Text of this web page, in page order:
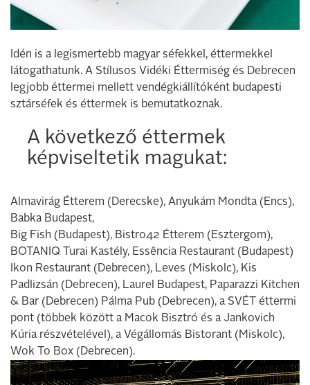
Idén is a legismertebb magyar séfekkel, éttermekkel
látogathatunk. A Stílusos Vidéki Éttermiség és Debrecen
legjobb éttermei mellett vendégkiállítóként budapesti
sztárséfek és éttermek is bemutatkoznak.
A következő éttermek
képviseltetik magukat:
Almavirág Étterem (Derecske), Anyukám Mondta (Encs),
Babka Budapest,
Big Fish (Budapest), Bistro42 Étterem (Esztergom),
BOTANIQ Turai Kastély, Essência Restaurant (Budapest)
Ikon Restaurant (Debrecen), Leves (Miskolc), Kis
Padlizsán (Debrecen), Laurel Budapest, Paparazzi Kitchen
& Bar (Debrecen) Pálma Pub (Debrecen), a SVÉT éttermi
pont (többek között a Macok Bisztró és a Jankovich
Kúria részvételével), a Végállomás Bistorant (Miskolc),
Wok To Box (Debrecen).